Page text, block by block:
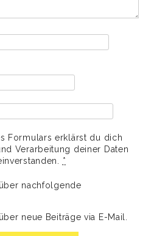
Formulars erklärst du dich
Verarbeitung deiner Daten
*
nachfolgende
neue Beiträge via E-Mail.